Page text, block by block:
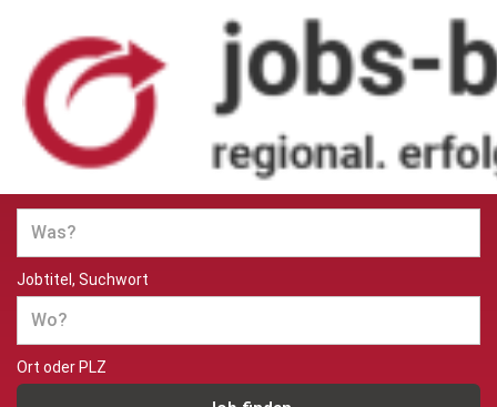
Jobs und Stellenangebote in
Berlin
Jobtitel, Suchwort
Ort oder PLZ